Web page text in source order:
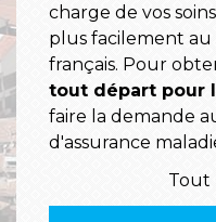
charge de vos
plus facilement au
français. Pour
tout départ pour
faire la demande
d'assurance
Tout